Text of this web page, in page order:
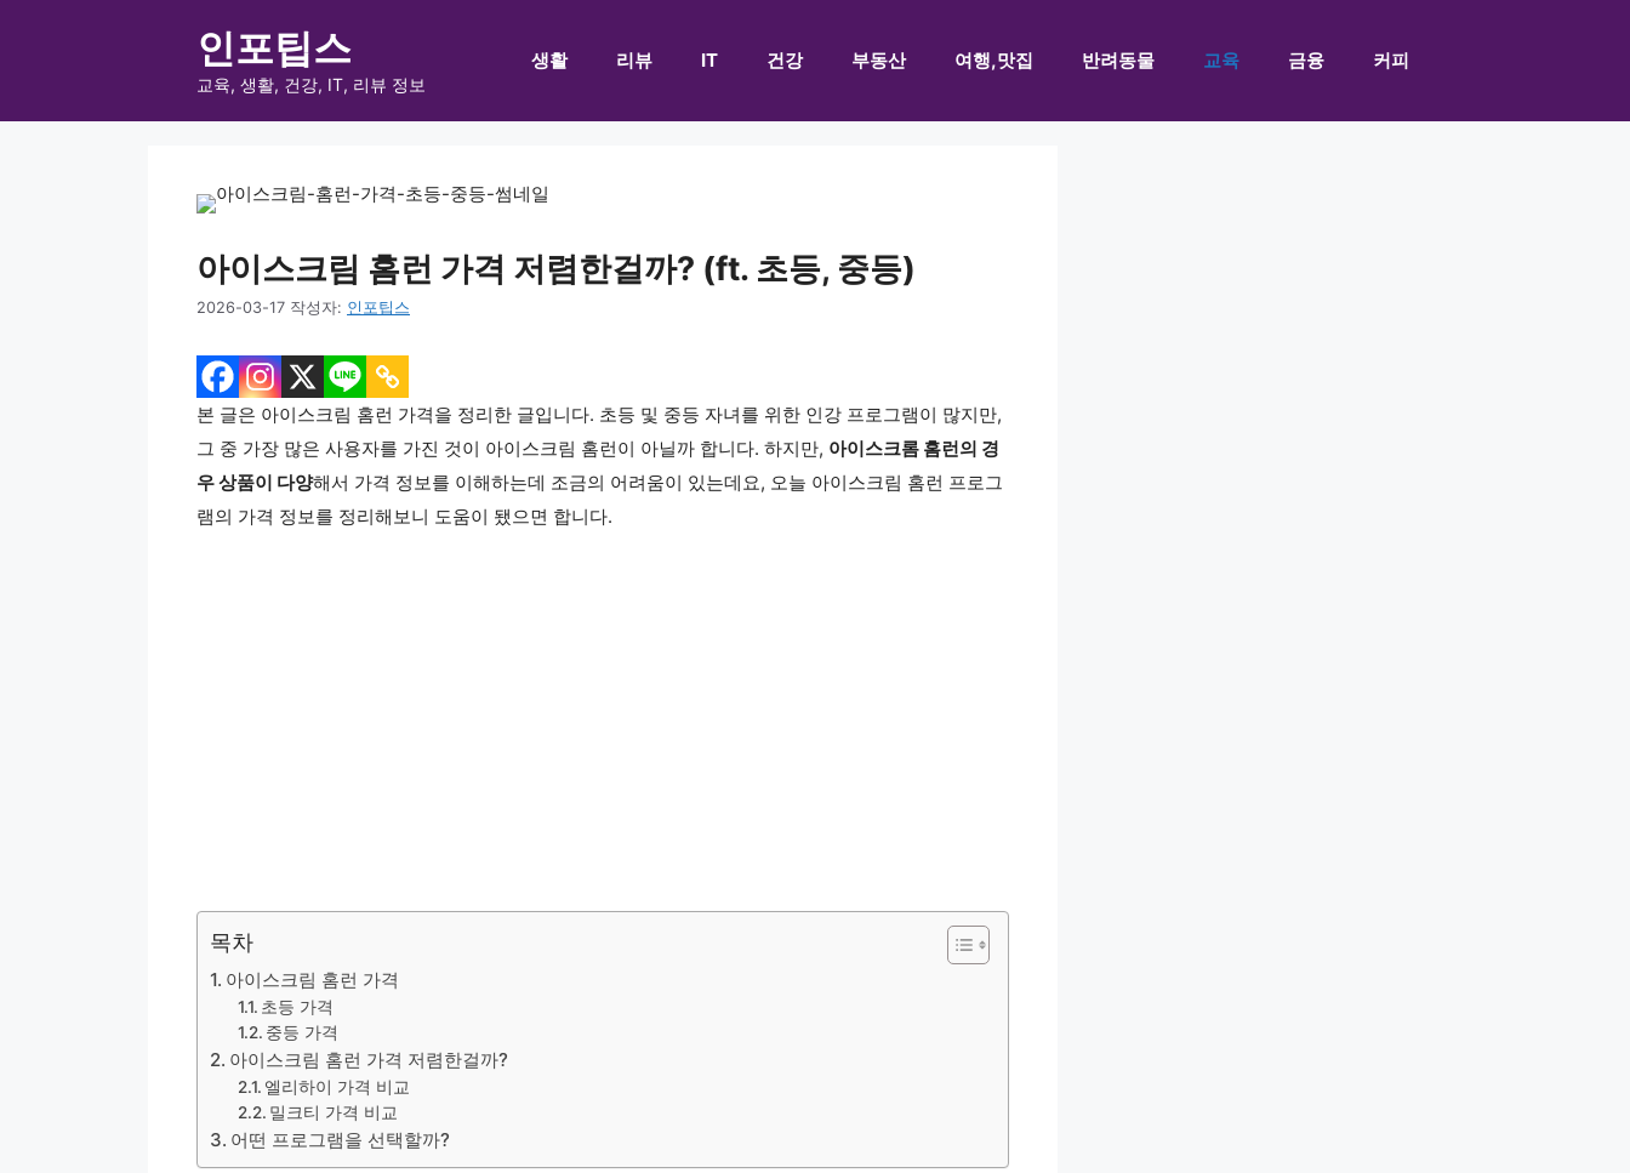
로
인포팁스
교육, 생활, 건강, IT, 리뷰 정보
생활 리뷰 IT 건강 부동산 여행,맛집 반려동물 교육 금융 커피
아이스크림 홈런 가격 저렴한걸까? (ft. 초등, 중등)
2026-03-17 작성자: 인포팁스
본 글은 아이스크림 홈런 가격을 정리한 글입니다. 초등 및 중등 자녀를 위한 인강 프로그램이 많지만,
그 중 가장 많은 사용자를 가진 것이 아이스크림 홈런이 아닐까 합니다. 하지만, 아이스크롬 홈런의 경
우 상품이 다양해서 가격 정보를 이해하는데 조금의 어려움이 있는데요, 오늘 아이스크림 홈런 프로그
램의 가격 정보를 정리해보니 도움이 됐으면 합니다.
목차
아이스크림 홈런 가격
초등 가격
중등 가격
아이스크림 홈런 가격 저렴한걸까?
엘리하이 가격 비교
밀크티 가격 비교
어떤 프로그램을 선택할까?